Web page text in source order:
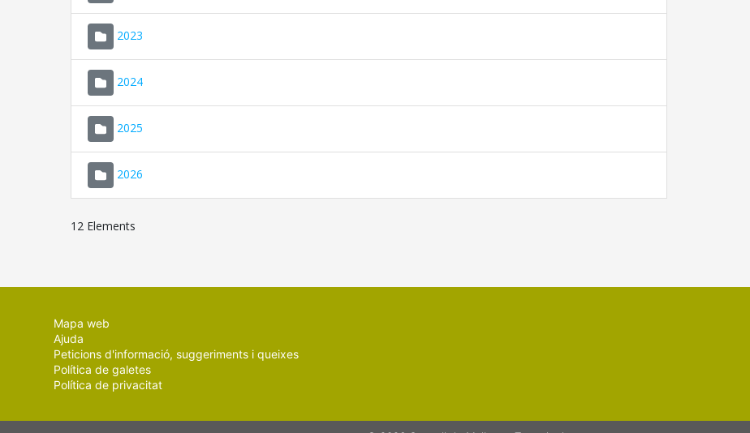
2023
2024
2025
2026
12 Elements
Mapa web
Ajuda
Peticions d'informació, suggeriments i queixes
Política de galetes
Política de privacitat